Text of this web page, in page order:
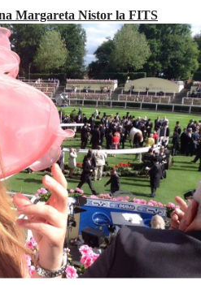
Margareta Nistor la FITS